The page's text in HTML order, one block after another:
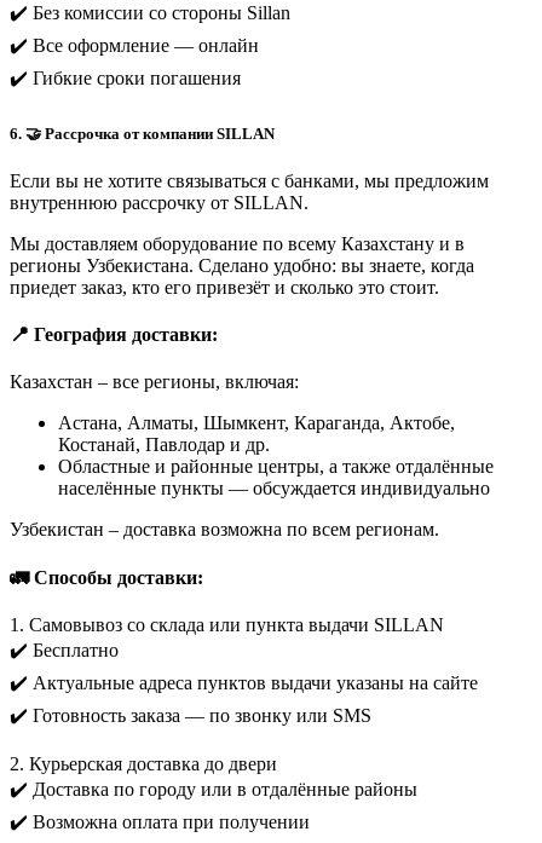
✔️ Без комиссии со стороны Sillan
✔️ Все оформление — онлайн
✔️ Гибкие сроки погашения
6. 🤝 Рассрочка от компании SILLAN
Если вы не хотите связываться с банками, мы предложим
внутреннюю рассрочку от SILLAN.
Мы доставляем оборудование по всему Казахстану и в
регионы Узбекистана. Сделано удобно: вы знаете, когда
приедет заказ, кто его привезёт и сколько это стоит.
📍 География доставки:
Казахстан – все регионы, включая:
Астана, Алматы, Шымкент, Караганда, Актобе,
Костанай, Павлодар и др.
Областные и районные центры, а также отдалённые
населённые пункты — обсуждается индивидуально
Узбекистан – доставка возможна по всем регионам.
🚛 Способы доставки:
1. Самовывоз со склада или пункта выдачи SILLAN
✔️ Бесплатно
✔️ Актуальные адреса пунктов выдачи указаны на сайте
✔️ Готовность заказа — по звонку или SMS
2. Курьерская доставка до двери
✔️ Доставка по городу или в отдалённые районы
✔️ Возможна оплата при получении